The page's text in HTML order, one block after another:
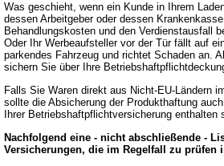
Was geschieht, wenn ein Kunde in Ihrem
dessen Arbeitgeber oder dessen
Behandlungskosten und den Verdienstausfall
Oder Ihr Werbeaufsteller vor der Tür fällt auf
parkendes Fahrzeug und richtet Schaden an.
sichern Sie über Ihre
Falls Sie Waren direkt aus Nicht-EU-Ländern
sollte die Absicherung der Produkthaftung
Ihrer Betriebshaftpflichtversicherung enthalten
Nachfolgend eine - nicht abschließende -
Versicherungen, die im Regelfall zu prüfen